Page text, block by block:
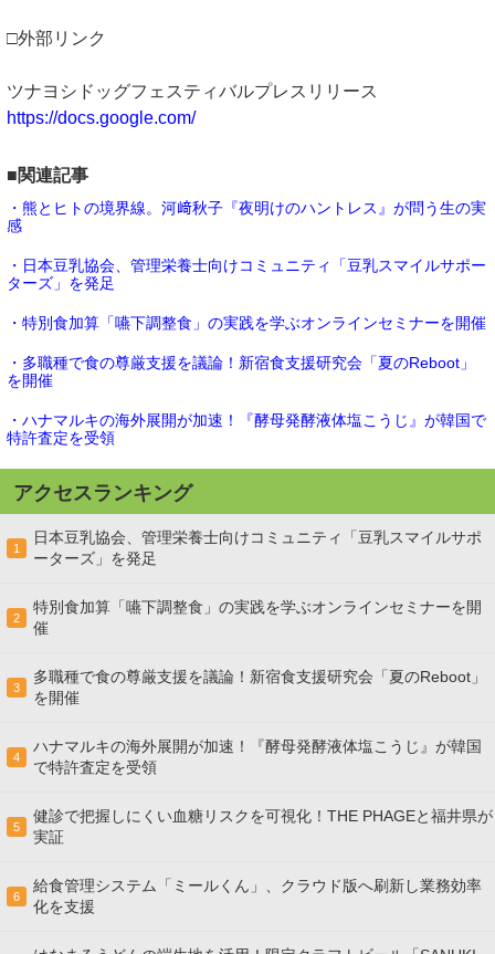
□外部リンク
ツナヨシドッグフェスティバルプレスリリース
https://docs.google.com/
■関連記事
・熊とヒトの境界線。河﨑秋子『夜明けのハントレス』が問う生の実
感
・日本豆乳協会、管理栄養士向けコミュニティ「豆乳スマイルサポー
ターズ」を発足
・特別食加算「嚥下調整食」の実践を学ぶオンラインセミナーを開催
・多職種で食の尊厳支援を議論！新宿食支援研究会「夏のReboot」
を開催
・ハナマルキの海外展開が加速！『酵母発酵液体塩こうじ』が韓国で
特許査定を受領
アクセスランキング
1
日本豆乳協会、管理栄養士向けコミュニティ「豆乳スマイルサポ
ーターズ」を発足
2
特別食加算「嚥下調整食」の実践を学ぶオンラインセミナーを開
催
3
多職種で食の尊厳支援を議論！新宿食支援研究会「夏のReboot」
を開催
4
ハナマルキの海外展開が加速！『酵母発酵液体塩こうじ』が韓国
で特許査定を受領
5
健診で把握しにくい血糖リスクを可視化！THE PHAGEと福井県が
実証
6
給食管理システム「ミールくん」、クラウド版へ刷新し業務効率
化を支援